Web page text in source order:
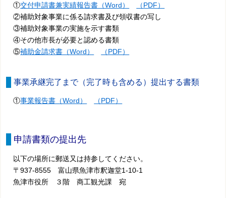
①交付申請書兼実績報告書（Word）
（PDF）
②補助対象事業に係る請求書及び領収書の写し
③補助対象事業の実施を示す書類
④その他市長が必要と認める書類
⑤補助金請求書（Word） （PDF）
事業承継完了まで（完了時も含める）提出する書類
①事業報告書（Word） （PDF）
申請書類の提出先
以下の場所に郵送又は持参してください。
〒937-8555 富山県魚津市釈迦堂1-10-1
魚津市役所 ３階 商工観光課 宛